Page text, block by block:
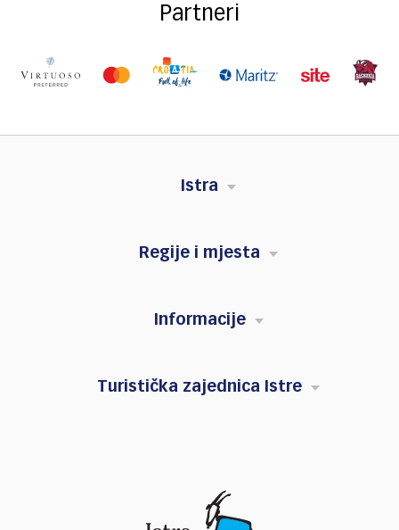
Partneri
Istra
Regije i mjesta
Informacije
Turistička zajednica Istre